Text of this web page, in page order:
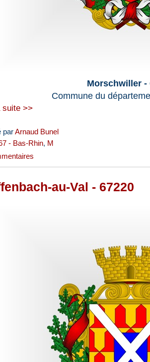
Morschwiller -
Commune du
suite >>
parArnaud Bunel
- Bas-Rhin, M
au-Val - 67220